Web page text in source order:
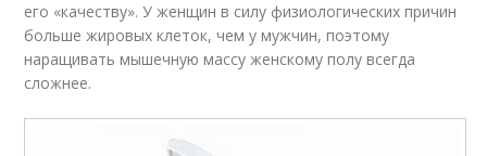
его «качеству». У женщин в силу физиологических причин
больше жировых клеток, чем у мужчин, поэтому
наращивать мышечную массу женскому полу всегда
сложнее.